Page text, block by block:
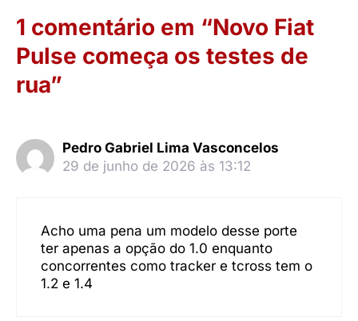
1 comentário em “Novo Fiat
Pulse começa os testes de
rua”
Pedro Gabriel Lima Vasconcelos
29 de junho de 2026 às 13:12
Acho uma pena um modelo desse porte
ter apenas a opção do 1.0 enquanto
concorrentes como tracker e tcross tem o
1.2 e 1.4